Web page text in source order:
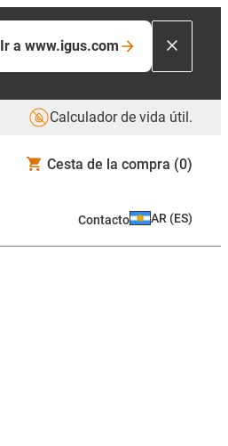
Ir a www.igus.com
Calculador de vida útil.
Cesta de la compra (0)
Contacto AR (ES)